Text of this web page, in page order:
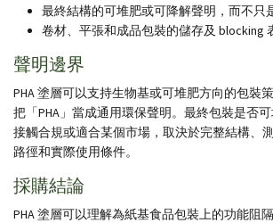
最終結構的可堆肥或可降解聲明，而不只
卷材、平張和成品包裝的儲存及 blocking
聲明邊界
PHA 塗層可以支持生物基或可堆肥方向的包裝
把「PHA」當成通用環保聲明。最終包裝是否
接觸合規或適合某個市場，取決於完整結構、
路徑和實際使用條件。
採購結論
PHA 塗層可以理解為紙基食品包裝上的功能阻